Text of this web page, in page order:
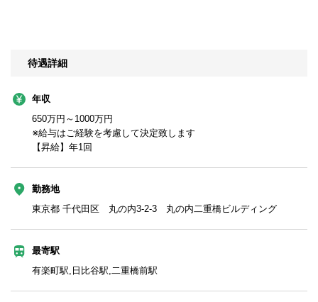
待遇詳細
年収
650万円～1000万円
※給与はご経験を考慮して決定致します
【昇給】年1回
勤務地
東京都 千代田区 丸の内3-2-3 丸の内二重橋ビルディング
最寄駅
有楽町駅,日比谷駅,二重橋前駅